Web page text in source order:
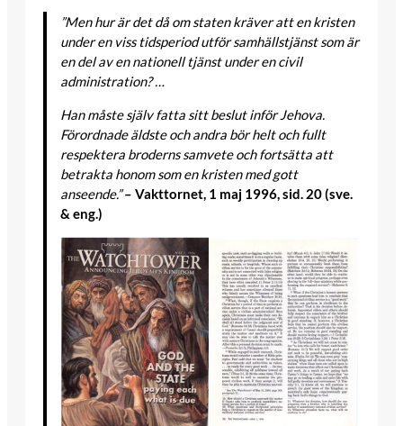
”Men hur är det då om staten kräver att en kristen
under en viss tidsperiod utför samhällstjänst som är
en del av en nationell tjänst under en civil
administration? …
Han måste själv fatta sitt beslut inför Jehova.
Förordnade äldste och andra bör helt och fullt
respektera broderns samvete och fortsätta att
betrakta honom som en kristen med gott
anseende.”– Vakttornet, 1 maj 1996, sid. 20 (sve.
& eng.)